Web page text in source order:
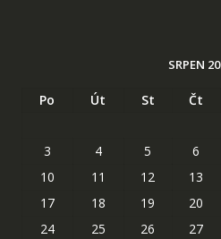
SRPEN
Po Út St Čt
3
4 5 6
10
11 12 13
17
18 19 20
24
25 26 27